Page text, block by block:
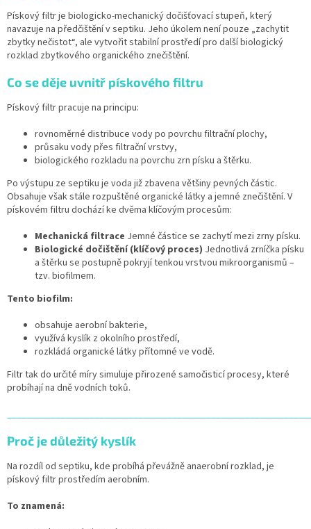
Pískový filtr je biologicko-mechanický dočišťovací stupeň, který
navazuje na předčištění v septiku. Jeho úkolem není pouze „zachytit
zbytky nečistot“, ale vytvořit stabilní prostředí pro další biologický
rozklad zbytkového organického znečištění.
Co se děje uvnitř pískového filtru
Pískový filtr pracuje na principu:
rovnoměrné distribuce vody po povrchu filtrační plochy,
průsaku vody přes filtrační vrstvy,
biologického rozkladu na povrchu zrn písku a štěrku.
Po výstupu ze septiku je voda již zbavena většiny pevných částic.
Obsahuje však stále rozpuštěné organické látky a jemné znečištění. V
pískovém filtru dochází ke dvěma klíčovým procesům:
Mechanická filtrace Jemné částice se zachytí mezi zrny písku.
Biologické dočištění (klíčový proces) Jednotlivá zrníčka písku
a štěrku se postupně pokryjí tenkou vrstvou mikroorganismů –
tzv. biofilmem.
Tento biofilm:
obsahuje aerobní bakterie,
využívá kyslík z okolního prostředí,
rozkládá organické látky přítomné ve vodě.
Filtr tak do určité míry simuluje přirozené samočisticí procesy, které
probíhají na dně vodních toků.
Proč je důležitý kyslík
Na rozdíl od septiku, kde probíhá převážně anaerobní rozklad, je
pískový filtr prostředím aerobním.
To znamená: